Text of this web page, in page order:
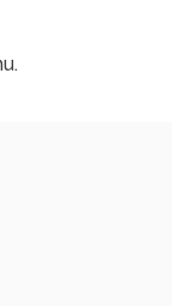
kategórií